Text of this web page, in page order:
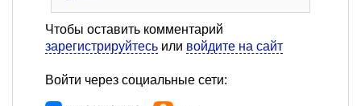
Чтобы оставить комментарий
зарегистрируйтесь или войдите на сайт
Войти через социальные сети: